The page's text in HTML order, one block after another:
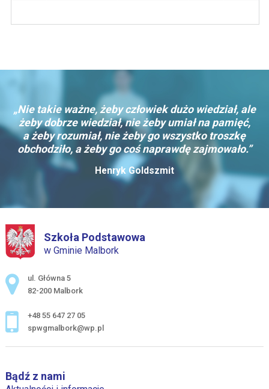
„Nie takie ważne, żeby człowiek dużo wiedział, ale
żeby dobrze wiedział, nie żeby umiał na pamięć,
a żeby rozumiał, nie żeby go wszystko troszkę
obchodziło, a żeby go coś naprawdę zajmowało.”
Henryk Goldszmit
Szkoła Podstawowa
w Gminie Malbork
Adres pocztowy:
ul. Główna 5
82-200 Malbork
+48 55 647 27 05
spwgmalbork@wp.pl
Bądź z nami